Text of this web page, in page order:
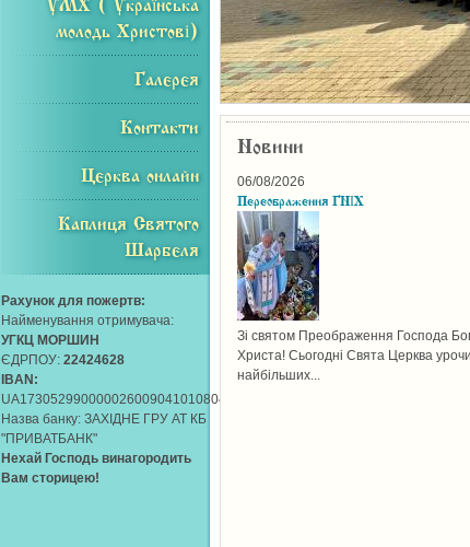
Новини
06/08/2026
Переображення ГНІХ
Зі святом Преображення Господа
Христа! Сьогодні Свята Церква
найбільших...
УМХ ( Українська
молодь Христові)
Галерея
Контакти
Церква онлайн
Каплиця Святого
Шарбеля
Рахунок для пожертв:
Найменування отримувача:
УГКЦ МОРШИН
ЄДРПОУ: 22424628
IBAN:
UA173052990000026009041010804
Назва банку: ЗАХIДНЕ ГРУ АТ КБ
"ПРИВАТБАНК"
Нехай Господь винагородить
Вам сторицею!